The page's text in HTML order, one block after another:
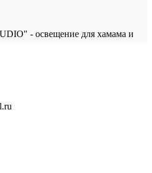
- освещение для хамама и